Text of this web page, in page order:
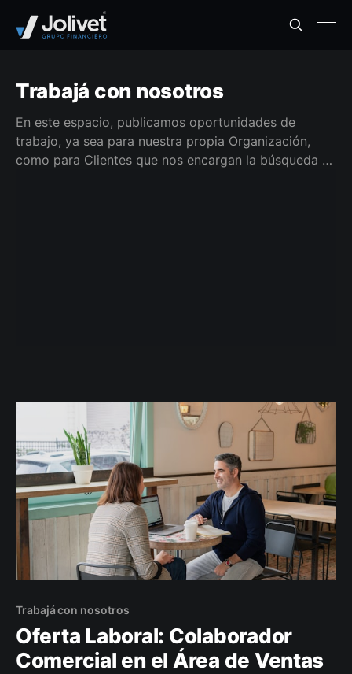
Trabajá con nosotros
En este espacio, publicamos oportunidades de
trabajo, ya sea para nuestra propia Organización,
como para Clientes que nos encargan la búsqueda y
Trabajá con nosotros
Oferta Laboral: Colaborador
Comercial en el Área de Ventas